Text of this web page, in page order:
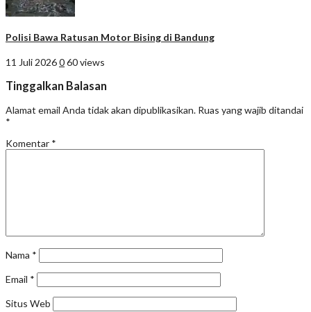
Polisi Bawa Ratusan Motor Bising di Bandung
11 Juli 2026060 views
Tinggalkan Balasan
Alamat email Anda tidak akan dipublikasikan. Ruas yang wajib ditandai
*
Komentar *
Nama *
Email *
Situs Web